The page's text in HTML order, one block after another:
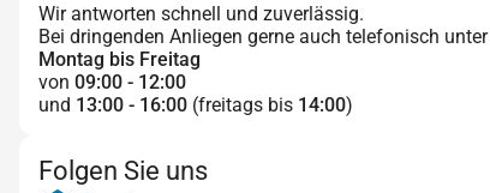
Wir antworten schnell und zuverlässig.
Bei dringenden Anliegen gerne auch telefonisch unter
Montag bis Freitag
von 09:00 - 12:00
und 13:00 - 16:00 (freitags bis 14:00)
Folgen Sie uns